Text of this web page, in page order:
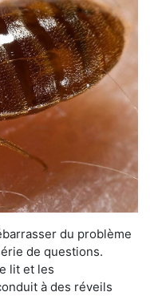
du problème
de questions.
lit et les
à des réveils